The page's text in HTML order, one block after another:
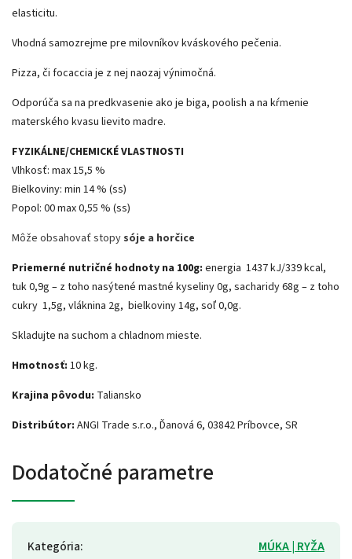
elasticitu.
Vhodná samozrejme pre milovníkov kváskového pečenia.
Pizza, či focaccia je z nej naozaj výnimočná.
Odporúča sa na predkvasenie ako je biga, poolish a na kŕmenie
materského kvasu lievito madre.
FYZIKÁLNE/CHEMICKÉ VLASTNOSTI
Vlhkosť: max 15,5 %
Bielkoviny: min 14 % (ss)
Popol: 00 max 0,55 % (ss)
Môže obsahovať stopysóje a horčice
Priemerné nutričné hodnoty na 100g: energia 1437 kJ/339 kcal,
tuk 0,9g – z toho nasýtené mastné kyseliny 0g, sacharidy 68g – z toho
cukry 1,5g, vláknina 2g, bielkoviny 14g, soľ 0,0g.
Skladujte na suchom a chladnom mieste.
Hmotnosť: 10 kg.
Krajina pôvodu: Taliansko
Distribútor: ANGI Trade s.r.o., Ďanová 6, 03842 Príbovce, SR
Dodatočné parametre
Kategória:
MÚKA | RYŽA